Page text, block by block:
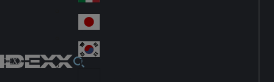
IDEXX
an
y
Ital
y
Jap
an
Ko